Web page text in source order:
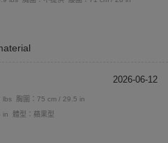
2026-06-12
lbs
胸圍：75 cm / 29.5 in
in
體型：蘋果型